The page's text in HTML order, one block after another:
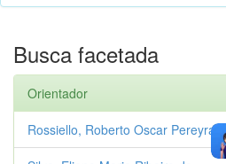
Busca facetada
Orientador
Rossiello, Roberto Oscar Pereyra